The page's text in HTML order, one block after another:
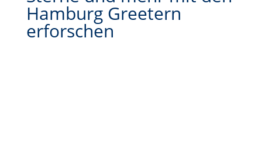
Hamburg Greetern
erforschen